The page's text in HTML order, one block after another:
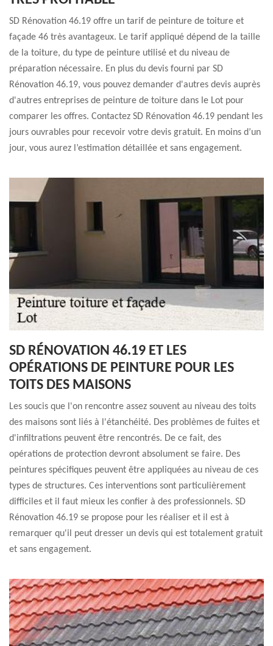
SD Rénovation 46.19 offre un tarif de peinture de toiture et
façade 46 très avantageux. Le tarif appliqué dépend de la taille
de la toiture, du type de peinture utilisé et du niveau de
préparation nécessaire. En plus du devis fourni par SD
Rénovation 46.19, vous pouvez demander d'autres devis auprès
d'autres entreprises de peinture de toiture dans le Lot pour
comparer les offres. Contactez SD Rénovation 46.19 pendant les
jours ouvrables pour recevoir votre devis gratuit. En moins d’un
jour, vous aurez l’estimation détaillée et sans engagement.
SD RÉNOVATION 46.19 ET LES
OPÉRATIONS DE PEINTURE POUR LES
TOITS DES MAISONS
Les soucis que l'on rencontre assez souvent au niveau des toits
des maisons sont liés à l'étanchéité. Des problèmes de fuites et
d'infiltrations peuvent être rencontrés. De ce fait, des
opérations de protection devront absolument se faire. Des
peintures spécifiques peuvent être appliquées au niveau de ces
types de structures. Ces interventions sont particulièrement
difficiles et il faut mieux les confier à des professionnels. SD
Rénovation 46.19 se propose pour les réaliser et il est à
remarquer qu'il peut dresser un devis qui est totalement gratuit
et sans engagement.